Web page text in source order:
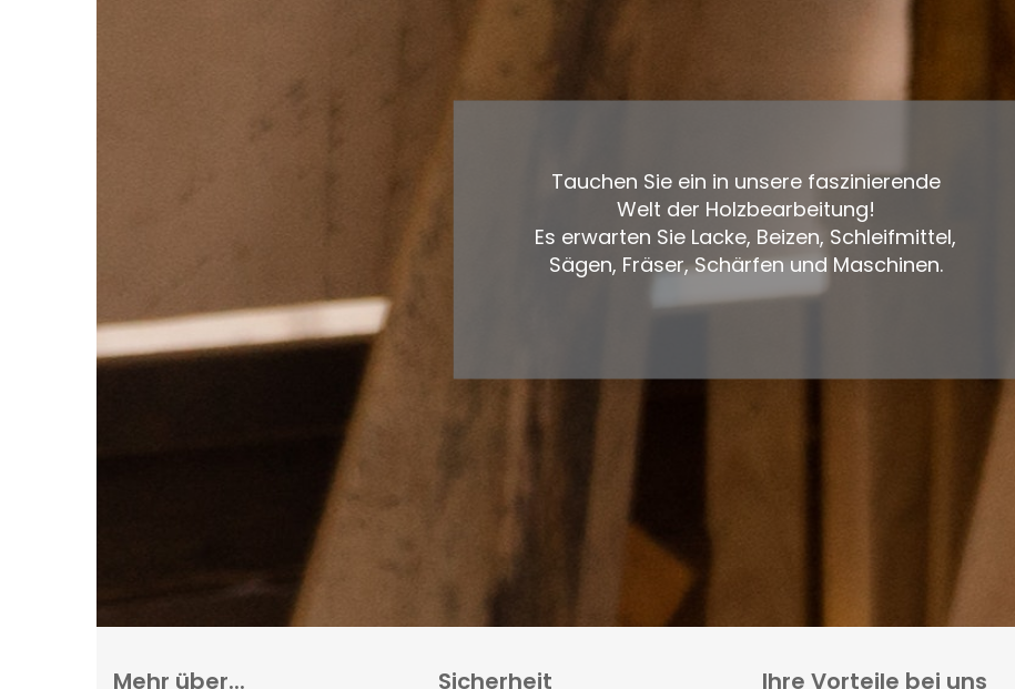
Tauchen Sie ein in unsere faszinierende
Welt der Holzbearbeitung!
Es erwarten Sie Lacke, Beizen, Schleifmittel,
Sägen, Fräser, Schärfen und Maschinen.
Mehr über... Sicherheit Ihre Vorteile bei uns